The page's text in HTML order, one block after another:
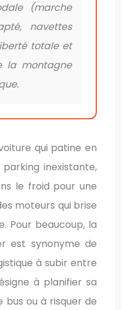
(marche
navettes
totale et
la montagne
qui patine en
inexistante,
le froid pour une
moteurs qui brise
Pour beaucoup, la
est synonyme de
à subir entre
à planifier sa
bus ou à risquer de